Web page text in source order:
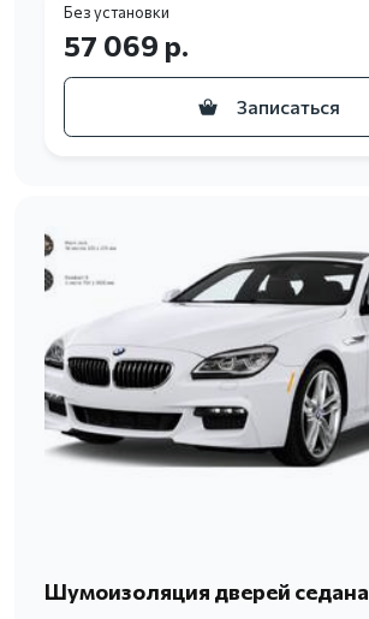
Без установки
57 069 р.
Записаться
Шумоизоляция дверей седана